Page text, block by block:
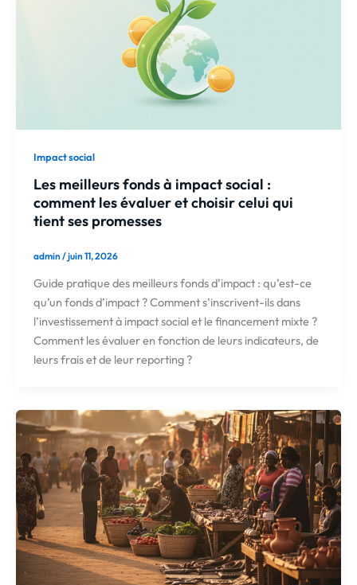
Impact social
Les meilleurs fonds à impact social :
comment les évaluer et choisir celui qui
tient ses promesses
admin/juin 11, 2026
Guide pratique des meilleurs fonds d’impact : qu’est-ce
qu’un fonds d’impact ? Comment s’inscrivent-ils dans
l’investissement à impact social et le financement mixte ?
Comment les évaluer en fonction de leurs indicateurs, de
leurs frais et de leur reporting ?